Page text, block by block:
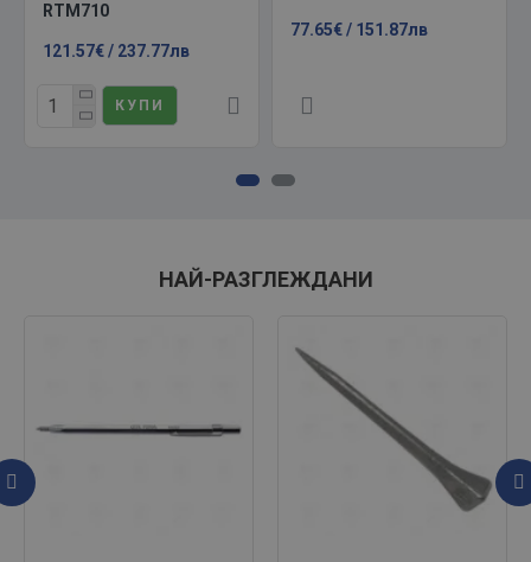
RTM710
121.57€ / 237.77лв
КУПИ
77.65€ / 151.87лв
НАЙ-РАЗГЛЕЖДАНИ